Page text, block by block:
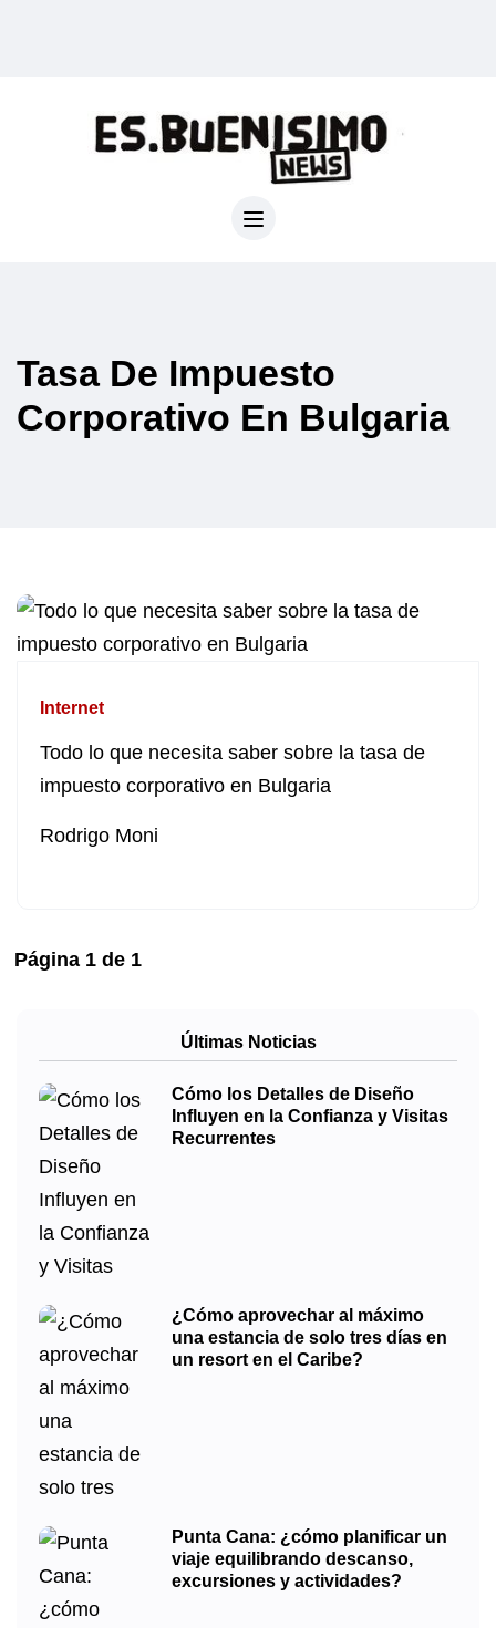
Tasa De Impuesto
Corporativo En Bulgaria
Internet
Todo lo que necesita saber sobre la tasa de
impuesto corporativo en Bulgaria
Rodrigo Moni
Página 1 de 1
Últimas Noticias
Cómo los Detalles de Diseño
Influyen en la Confianza y Visitas
Recurrentes
¿Cómo aprovechar al máximo
una estancia de solo tres días en
un resort en el Caribe?
Punta Cana: ¿cómo planificar un
viaje equilibrando descanso,
excursiones y actividades?